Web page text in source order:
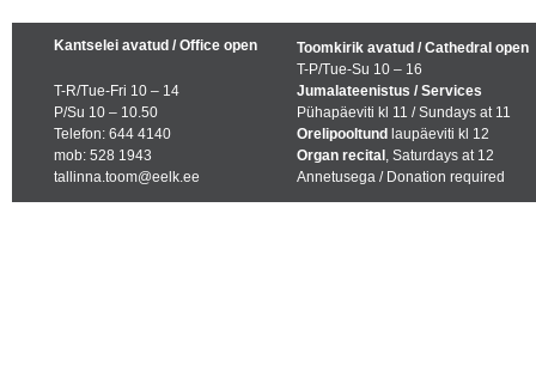
Kantselei avatud / Office open
T-R/Tue-Fri 10 – 14
P/Su 10 – 10.50
Telefon: 644 4140
mob: 528 1943
tallinna.toom@eelk.ee
Toomkirik avatud / Cathedral open
T-P/Tue-Su 10 – 16
Jumalateenistus / Services
Pühapäeviti kl 11 / Sundays at 11
Orelipooltund laupäeviti kl 12
Organ recital , Saturdays at 12
Annetusega / Donation required